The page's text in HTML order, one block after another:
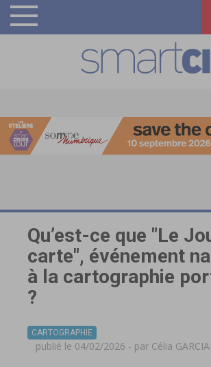
Qu’est-ce que "Le
carte", événement
à la cartographie
?
CARTOGRAPHIE
publié le 04/02/2026 - par Célia